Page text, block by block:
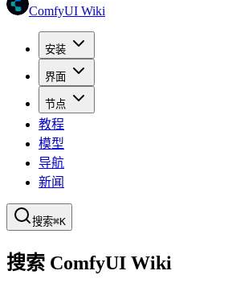
ComfyUI Wiki
安装
界面
节点
教程
模型
导航
新闻
搜索⌘K
搜索 ComfyUI Wiki